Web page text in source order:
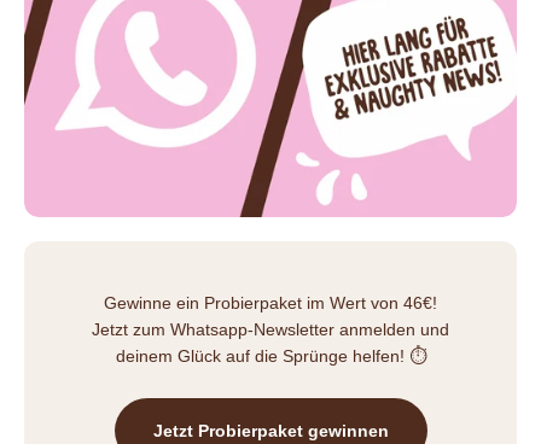
Gewinne ein Probierpaket im Wert von 46€!
Jetzt zum Whatsapp-Newsletter anmelden und
deinem Glück auf die Sprünge helfen! ⏱️
Jetzt Probierpaket gewinnen